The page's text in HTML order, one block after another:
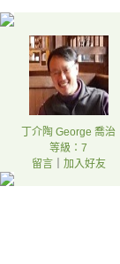
丁介陶 George 喬治
等級：7
留言｜ 加入好友